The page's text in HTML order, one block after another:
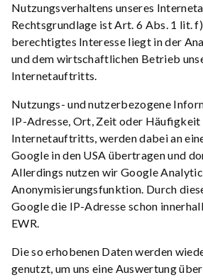
Nutzungsverhaltens unseres
Rechtsgrundlage ist Art. 6 Abs. 1 lit.
berechtigtes Interesse liegt in der
und dem wirtschaftlichen Betrieb
Internetauftritts.
Nutzungs- und nutzerbezogene
IP-Adresse, Ort, Zeit oder Häufigkeit
Internetauftritts, werden dabei an
Google in den USA übertragen und
Allerdings nutzen wir Google
Anonymisierungsfunktion. Durch
Google die IP-Adresse schon
EWR.
Die so erhobenen Daten werden
genutzt, um uns eine Auswertung